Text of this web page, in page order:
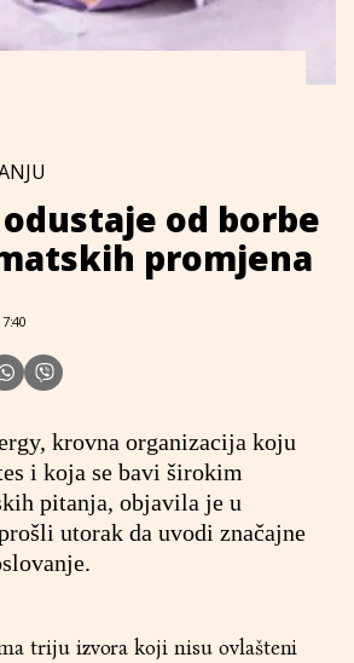
od borbe
promjena
krovna organizacija koju
i koja se bavi širokim
pitanja, objavila je u
utorak da uvodi značajne
triju izvora koji nisu ovlašteni